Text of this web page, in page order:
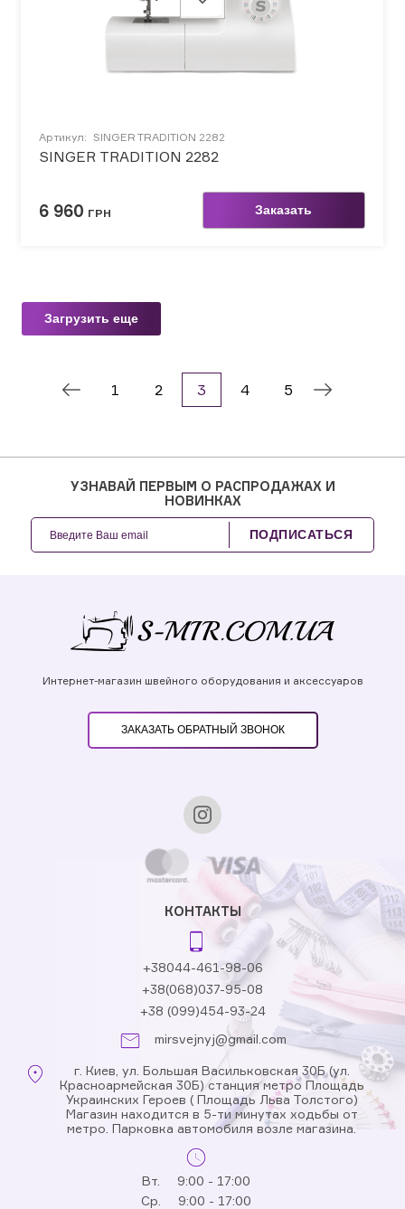
Артикул: SINGER TRADITION 2282
SINGER TRADITION 2282
6 960 ГРН Заказать
Загрузить еще
1 2 3 4 5
УЗНАВАЙ ПЕРВЫМ О РАСПРОДАЖАХ И
НОВИНКАХ
ПОДПИСАТЬСЯ
Интернет-магазин швейного оборудования и аксессуаров
ЗАКАЗАТЬ ОБРАТНЫЙ ЗВОНОК
КОНТАКТЫ
+38044-461-98-06
+38(068)037-95-08
+38 (099)454-93-24
mirsvejnyj@gmail.com
г. Киев, ул. Большая Васильковская 30Б (ул.
Красноармейская 30Б) станция метро Площадь
Украинских Героев ( Площадь Льва Толстого)
Магазин находится в 5-ти минутах ходьбы от
метро. Парковка автомобиля возле магазина.
Вт.
9:00 - 17:00
Ср.
9:00 - 17:00